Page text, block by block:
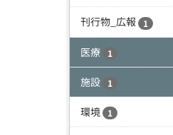
刊行物_広報 1
医療 1
施設 1
環境 1